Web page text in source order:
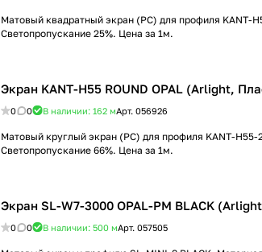
Матовый квадратный экран (PC) для профиля KANT-
Светопропускание 25%. Цена за 1м.
Экран KANT-H55 ROUND OPAL (Arlight,
0 0 В наличии: 162 мАрт. 056926
Матовый круглый экран (PC) для профиля KANT-
Светопропускание 66%. Цена за 1м.
Экран SL-W7-3000 OPAL-PM BLACK
0 0 В наличии: 500 мАрт. 057505